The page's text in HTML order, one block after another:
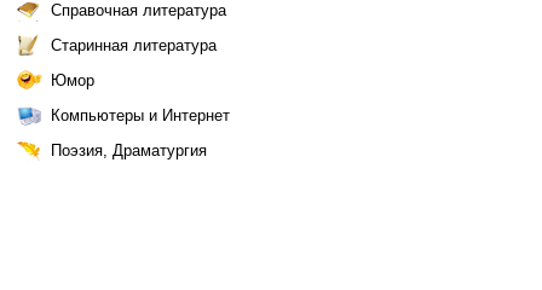
Справочная литература
Старинная литература
Юмор
Компьютеры и Интернет
Поэзия, Драматургия